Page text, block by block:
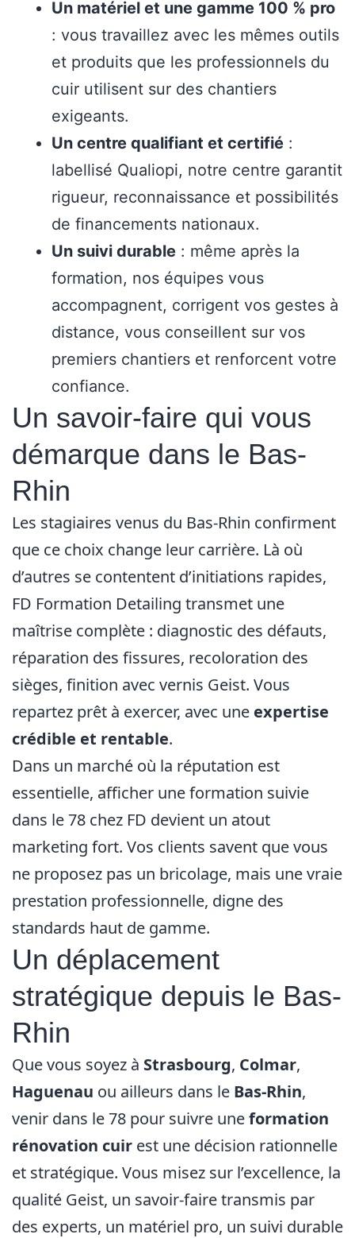
Un matériel et une gamme 100 % pro
: vous travaillez avec les mêmes outils
et produits que les professionnels du
cuir utilisent sur des chantiers
exigeants.
Un centre qualifiant et certifié :
labellisé Qualiopi, notre centre garantit
rigueur, reconnaissance et possibilités
de financements nationaux.
Un suivi durable : même après la
formation, nos équipes vous
accompagnent, corrigent vos gestes à
distance, vous conseillent sur vos
premiers chantiers et renforcent votre
confiance.
Un savoir-faire qui vous
démarque dans le Bas-
Rhin
Les stagiaires venus du Bas-Rhin confirment
que ce choix change leur carrière. Là où
d’autres se contentent d’initiations rapides,
FD Formation Detailing transmet une
maîtrise complète : diagnostic des défauts,
réparation des fissures, recoloration des
sièges, finition avec vernis Geist. Vous
repartez prêt à exercer, avec une expertise
crédible et rentable.
Dans un marché où la réputation est
essentielle, afficher une formation suivie
dans le 78 chez FD devient un atout
marketing fort. Vos clients savent que vous
ne proposez pas un bricolage, mais une vraie
prestation professionnelle, digne des
standards haut de gamme.
Un déplacement
stratégique depuis le Bas-
Rhin
Que vous soyez à Strasbourg, Colmar,
Haguenau ou ailleurs dans le Bas-Rhin,
venir dans le 78 pour suivre uneformation
rénovation cuir est une décision rationnelle
et stratégique. Vous misez sur l’excellence, la
qualité Geist, un savoir-faire transmis par
des experts, un matériel pro, un suivi durable